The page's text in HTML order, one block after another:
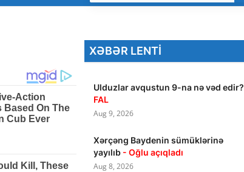
XƏBƏR LENTI
Ulduzlar avqustun 9-na nə vəd edir?
FAL
Aug 9, 2026
Xərçəng Baydenin sümüklərinə
yayılıb - Oğlu açıqladı
Aug 8, 2026